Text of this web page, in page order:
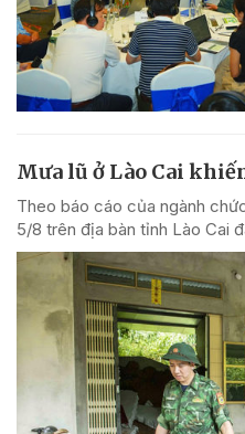
Mưa lũ ở Lào Cai
Theo báo cáo của ngành
5/8 trên địa bàn tỉnh Lào Cai